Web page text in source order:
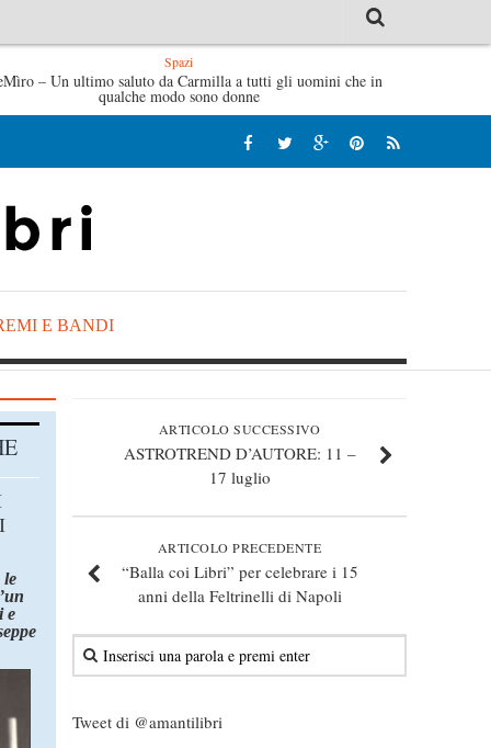
– Virginia Evans L’idraulico non verrà – Fruttero &
Spazi
– Un ultimo saluto da Carmilla a tutti gli uomini che in
qualche modo sono donne
E BANDI
ARTICOLO SUCCESSIVO
ASTROTREND D’AUTORE: 11 –
17 luglio
ARTICOLO PRECEDENTE
“Balla coi Libri” per celebrare i 15
anni della Feltrinelli di Napoli
Tweet di @amantilibri
le
e